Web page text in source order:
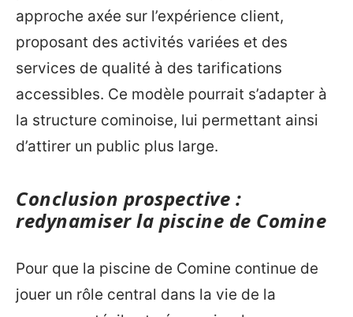
approche axée sur l’expérience client,
proposant des activités variées et des
services de qualité à des tarifications
accessibles. Ce modèle pourrait s’adapter à
la structure cominoise, lui permettant ainsi
d’attirer un public plus large.
Conclusion prospective :
redynamiser la piscine de Comine
Pour que la piscine de Comine continue de
jouer un rôle central dans la vie de la